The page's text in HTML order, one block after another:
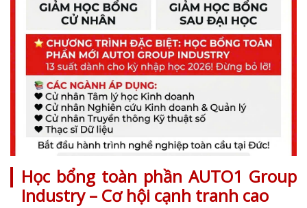
Học bổng toàn phần AUTO1 Group
Industry – Cơ hội cạnh tranh cao